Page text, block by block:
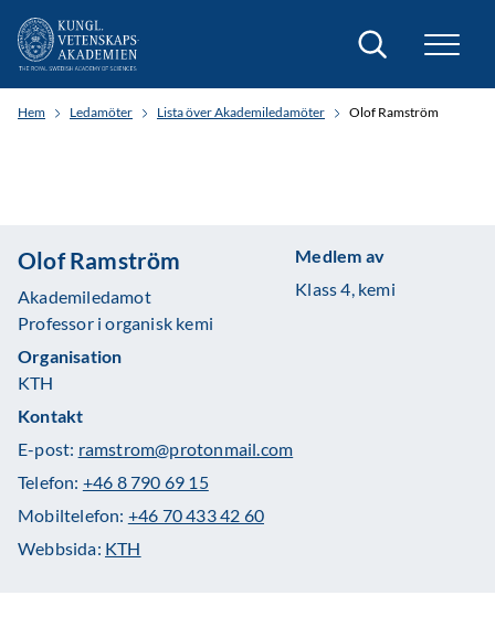
Sök
Hem Ledamöter Lista över Akademiledamöter Olof Ramström
Olof Ramström
Akademiledamot
Professor i organisk kemi
Organisation
KTH
Medlem av
Klass 4, kemi
Kontakt
E-post: ramstrom@protonmail.com
Telefon: +46 8 790 69 15
Mobiltelefon: +46 70 433 42 60
Webbsida: KTH